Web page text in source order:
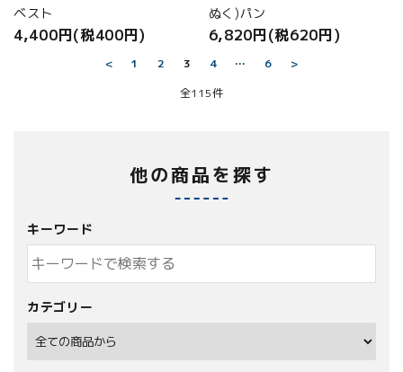
ベスト
4,400円(税400円)
ぬく)パン
6,820円(税620円)
< 1 2 3 4 … 6
>
全115件
他の商品を探す
キーワード
カテゴリー